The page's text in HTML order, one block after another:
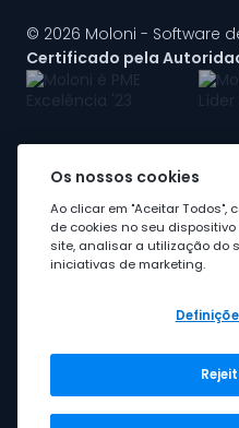
© 2026 Moloni - Software
Certificado pela
A Moloni faz parte do
Grupo Visma
Visma em Portugal
Os nossos cookies
Ao clicar em "Aceitar
de cookies no seu
site, analisar a utilização do
iniciativas de marketing.